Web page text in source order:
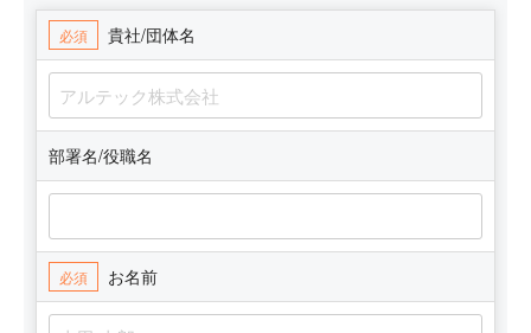
必須 貴社/団体名
部署名/役職名
必須 お名前